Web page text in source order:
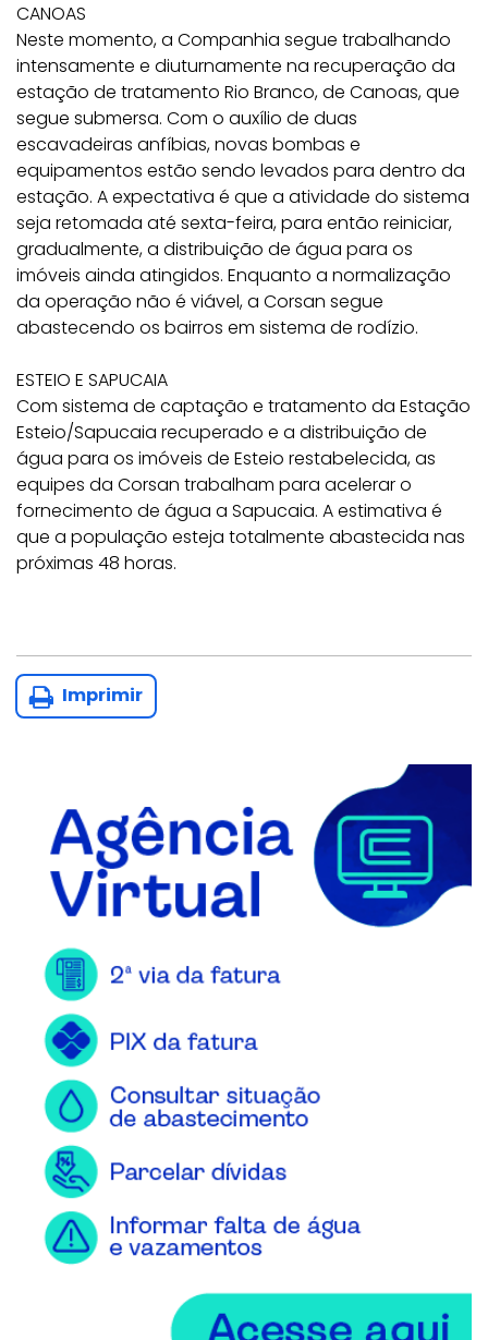
CANOAS
Neste momento, a Companhia segue trabalhando
intensamente e diuturnamente na recuperação da
estação de tratamento Rio Branco, de Canoas, que
segue submersa. Com o auxílio de duas
escavadeiras anfíbias, novas bombas e
equipamentos estão sendo levados para dentro da
estação. A expectativa é que a atividade do sistema
seja retomada até sexta-feira, para então reiniciar,
gradualmente, a distribuição de água para os
imóveis ainda atingidos. Enquanto a normalização
da operação não é viável, a Corsan segue
abastecendo os bairros em sistema de rodízio.
ESTEIO E SAPUCAIA
Com sistema de captação e tratamento da Estação
Esteio/Sapucaia recuperado e a distribuição de
água para os imóveis de Esteio restabelecida, as
equipes da Corsan trabalham para acelerar o
fornecimento de água a Sapucaia. A estimativa é
que a população esteja totalmente abastecida nas
próximas 48 horas.
Imprimir